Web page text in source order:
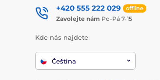
+420 555 222 029 offline
Zavolejte nám Po-Pá 7-15
Kde nás najdete
Čeština